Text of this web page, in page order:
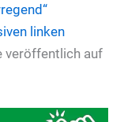
linken
veröffentlich auf